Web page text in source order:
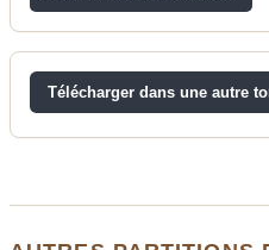
Télécharger dans une autre